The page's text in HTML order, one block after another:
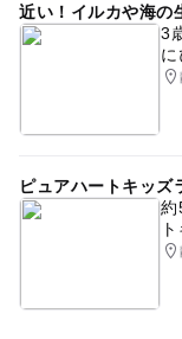
近い！イルカや海の
3
に
ピュアハートキッズ
約